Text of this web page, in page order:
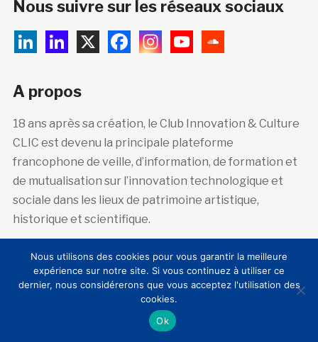
Nous suivre sur les réseaux sociaux
A propos
18 ans après sa création, le Club Innovation & Culture
CLIC est devenu la principale plateforme
francophone de veille, d’information, de formation et
de mutualisation sur l’innovation technologique et
sociale dans les lieux de patrimoine artistique,
historique et scientifique.
Abonnez-vous à la newsletter
Nous utilisons des cookies pour vous garantir la meilleure
expérience sur notre site. Si vous continuez à utiliser ce
dernier, nous considérerons que vous acceptez l'utilisation des
cookies.
Ok